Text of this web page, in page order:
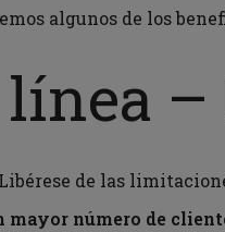
algunos de los
de las
mayor número de